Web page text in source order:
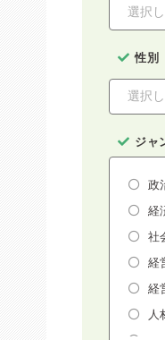
性別
ジャ
政
経
社
経
経
人